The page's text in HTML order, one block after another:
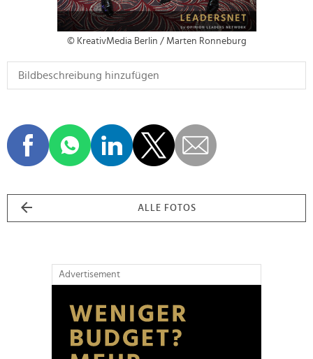
© KreativMedia Berlin / Marten Ronneburg
ALLE FOTOS
Advertisement